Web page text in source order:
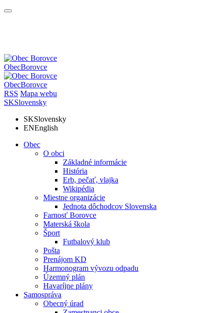
ObecBorovce
ObecBorovce
RSS Mapa webu
SKSlovensky
SKSlovensky
ENEnglish
Obec
O obci
Základné informácie
História
Erb, pečať, vlajka
Wikipédia
Miestne organizácie
Jednota dôchodcov Slovenska
Farnosť Borovce
Materská škola
Šport
Futbalový klub
Pošta
Prenájom KD
Harmonogram vývozu odpadu
Územný plán
Havaríjne plány
Samospráva
Obecný úrad